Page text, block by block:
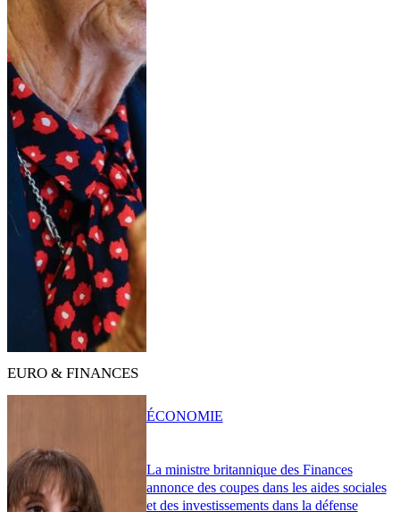
EURO & FINANCES
La ministre britannique des Finances
annonce des coupes dans les aides sociales
et des investissements dans la défense
ÉCONOMIE